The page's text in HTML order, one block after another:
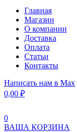
Главная
Магазин
О компании
Доставка
Оплата
Статьи
Контакты
Написать нам в Max
0,00 ₽
0
ВАША КОРЗИНА